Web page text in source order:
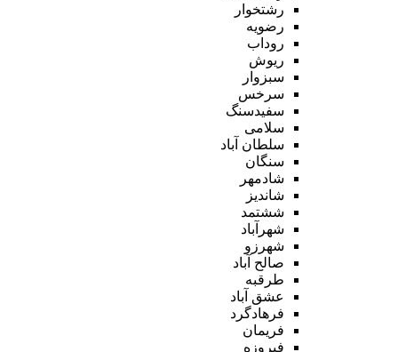
رشتخوار
رضویه
روداب
ریوش
سبزوار
سرخس
سفیدسنگ
سلامی
سلطان آباد
سنگان
شادمهر
شاندیز
ششتمد
شهرآباد
شهرزو
صالح آباد
طرقبه
عشق آباد
فرهادگرد
فریمان
فیروزه